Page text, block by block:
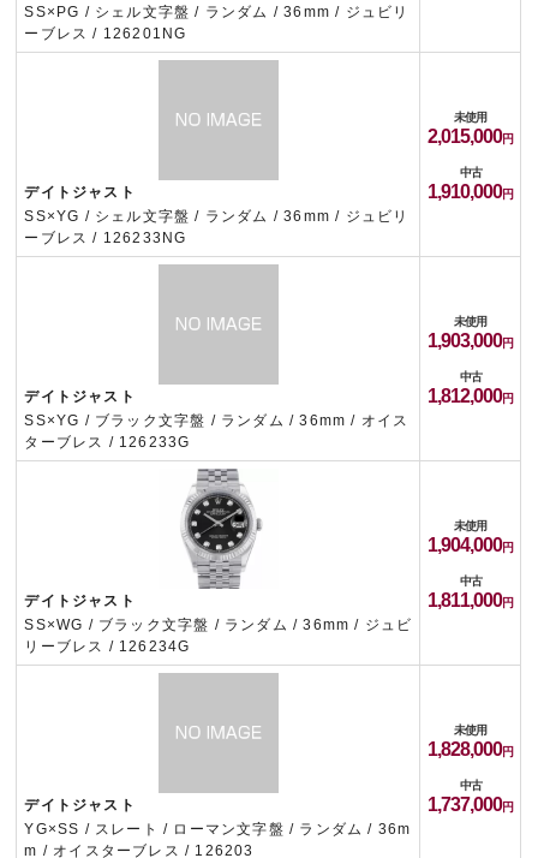
SS×PG / シェル文字盤 / ランダム / 36mm / ジュビリ
ーブレス / 126201NG
デイトジャスト
SS×YG / シェル文字盤 / ランダム / 36mm / ジュビリ
ーブレス / 126233NG
未使用
2,015,000
中古
1,910,000
デイトジャスト
SS×YG / ブラック文字盤 / ランダム / 36mm / オイス
ターブレス / 126233G
未使用
1,903,000
中古
1,812,000
デイトジャスト
SS×WG / ブラック文字盤 / ランダム / 36mm / ジュビ
リーブレス / 126234G
未使用
1,904,000
中古
1,811,000
デイトジャスト
YG×SS / スレート / ローマン文字盤 / ランダム / 36m
m / オイスターブレス / 126203
未使用
1,828,000
中古
1,737,000